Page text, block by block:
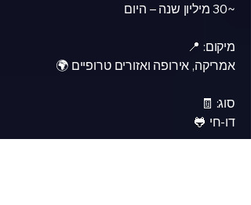
~30 מיליון שנה – היום
מיקום: 📍
אמריקה, אירופה ואזורים טרופיים 🌍
סוג: 🧾
דו-חי 🐸